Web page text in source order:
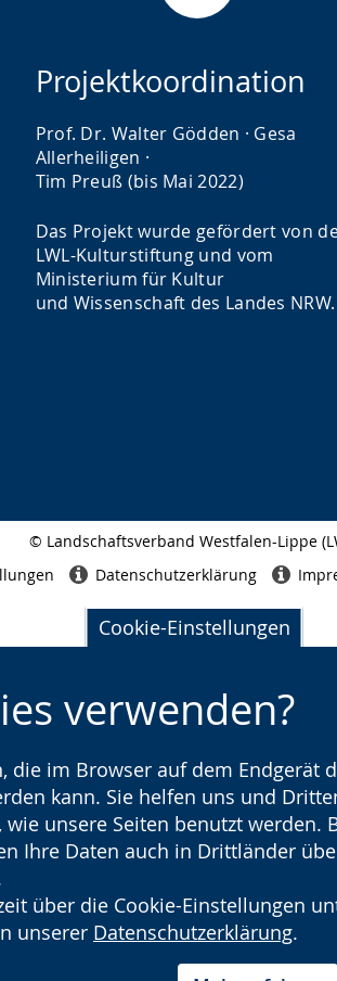
Cookie-Einstellungen
verwenden?
die im Browser auf dem Endgerät
kann. Sie helfen uns und
unsere Seiten benutzt werden.
Ihre Daten auch in Drittländer
über die Cookie-Einstellungen
unserer Datenschutzerklärung.
Projektkoordination
Prof. Dr. Walter Gödden · Gesa
Allerheiligen ·
Tim Preuß (bis Mai 2022)
Das Projekt wurde gefördert von
LWL-Kulturstiftung und vom
Ministerium für Kultur
und Wissenschaft des Landes NRW.
© Landschaftsverband Westfalen-Lippe
Datenschutzerklärung